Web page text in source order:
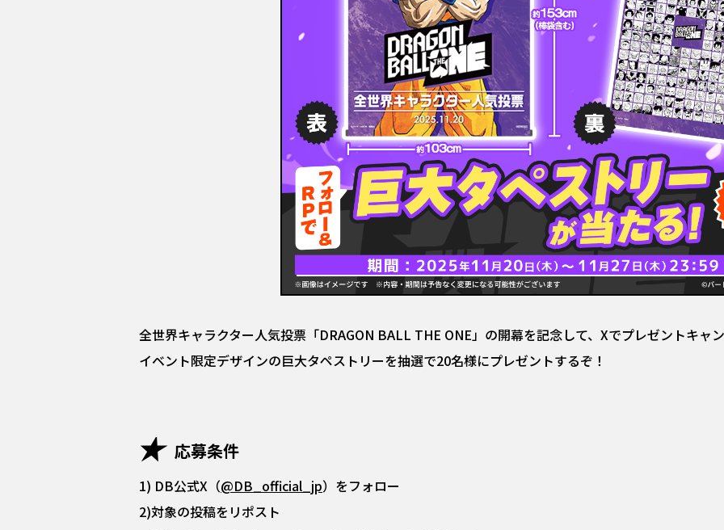
全世界キャラクター人気投票「DRAGON BALL THE ONE」の開幕を記念して、Xでプレゼントキャ
イベント限定デザインの巨大タペストリーを抽選で20名様にプレゼントするぞ！
応募条件
1) DB公式X（@DB_official_jp）をフォロー
2)対象の投稿をリポスト